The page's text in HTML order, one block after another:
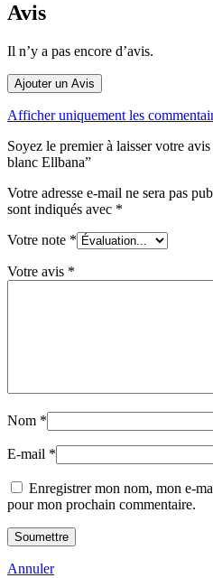
Avis
Il n’y a pas encore d’avis.
Ajouter un Avis
Afficher uniquement les
Soyez le premier à laisser votre
blanc Ellbana”
Votre adresse e-mail ne sera pas
sont indiqués avec *
Votre note *
Votre avis *
Nom *
E-mail *
Enregistrer mon nom, mon e-
pour mon prochain commentaire.
Annuler